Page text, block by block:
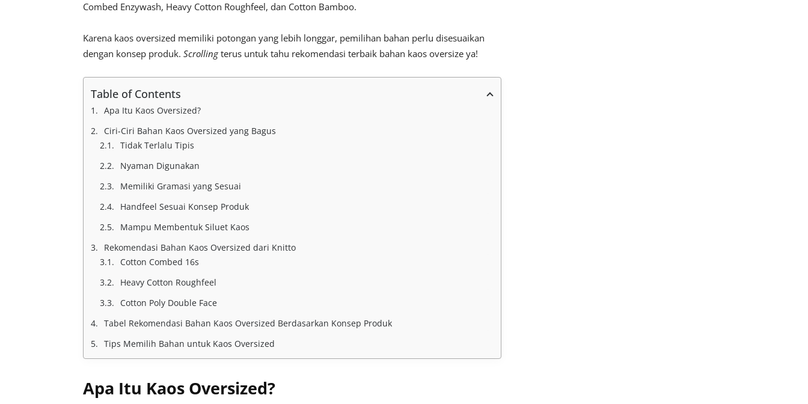
Combed Enzywash, Heavy Cotton Roughfeel, dan Cotton Bamboo.
Karena kaos oversized memiliki potongan yang lebih longgar, pemilihan bahan perlu disesuaikan
dengan konsep produk. Scrollingterus untuk tahu rekomendasi terbaik bahan kaos oversize ya!
Table of Contents
Apa Itu Kaos Oversized?
Ciri-Ciri Bahan Kaos Oversized yang Bagus
Tidak Terlalu Tipis
Nyaman Digunakan
Memiliki Gramasi yang Sesuai
Handfeel Sesuai Konsep Produk
Mampu Membentuk Siluet Kaos
Rekomendasi Bahan Kaos Oversized dari Knitto
Cotton Combed 16s
Heavy Cotton Roughfeel
Cotton Poly Double Face
Tabel Rekomendasi Bahan Kaos Oversized Berdasarkan Konsep Produk
Tips Memilih Bahan untuk Kaos Oversized
Apa Itu Kaos Oversized?